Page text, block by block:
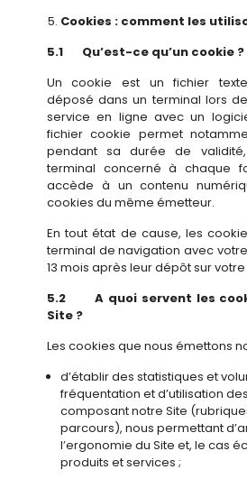
Cookies : comment les
5.1 Qu’est-ce qu’un cookie ?
Un cookie est un fichier
déposé dans un terminal lors
service en ligne avec un
fichier cookie permet
pendant sa durée de
terminal concerné à chaque
accède à un contenu
cookies du même émetteur.
En tout état de cause, les
terminal de navigation avec
13 mois après leur dépôt sur
5.2 A quoi servent les
Site ?
Les cookies que nous émettons
d’établir des statistiques et
fréquentation et d’utilisation
composant notre Site
parcours), nous permettant
l’ergonomie du Site et, le cas
produits et services ;